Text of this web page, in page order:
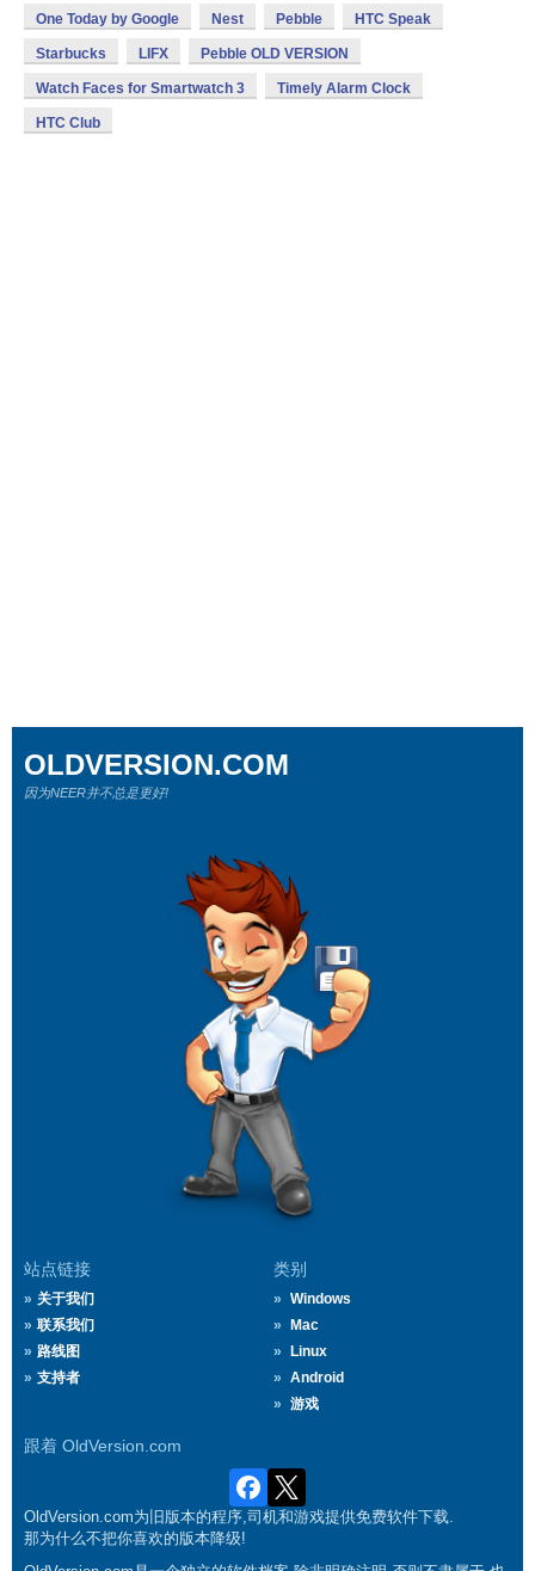
One Today by Google Nest Pebble HTC Speak
Starbucks LIFX Pebble OLD VERSION
Watch Faces for Smartwatch 3 Timely Alarm Clock
HTC Club
站点链接
关于我们
联系我们
路线图
支持者
类别
Windows
Mac
Linux
Android
游戏
跟着 OldVersion.com
OLDVERSION.COM
因为NEER并不总是更好!
OldVersion.com为旧版本的程序,司机和游戏提供免费软件下载.
那为什么不把你喜欢的版本降级!